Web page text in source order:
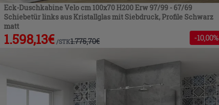
Eck-Duschkabine Velo cm 100x70 H200 Erw 97/99 - 67/69
Schiebetür links aus Kristallglas mit Siebdruck, Profile Schwarz
matt
1.598,13€ /STK1.775,70€ -10,00%